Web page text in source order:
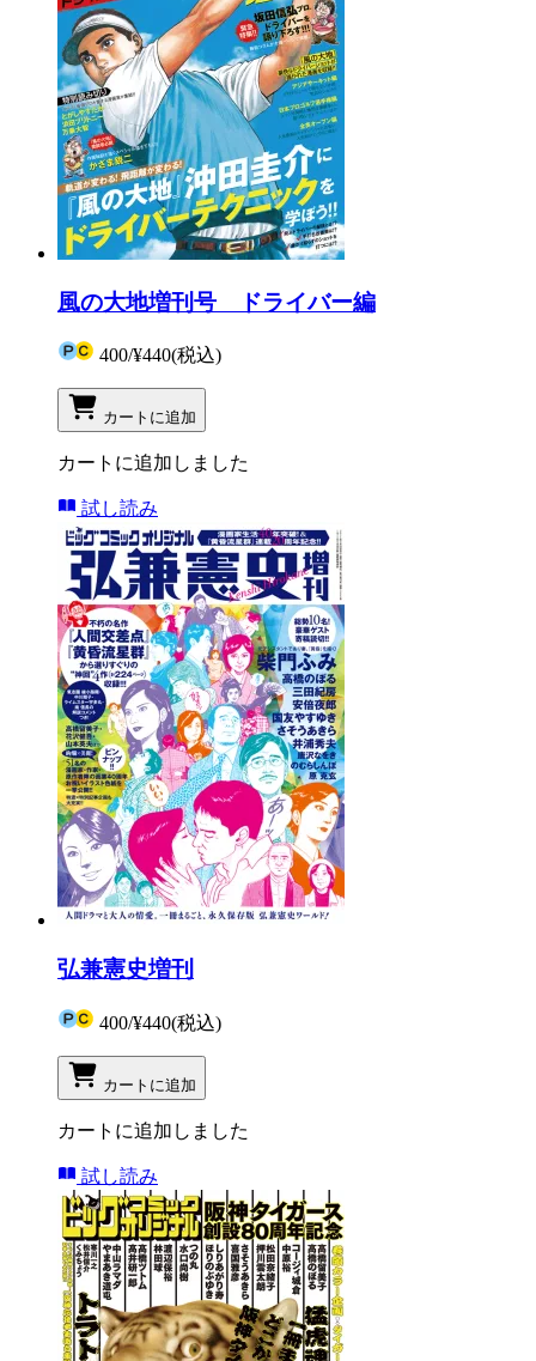
風の大地増刊号 ドライバー編
400/¥440(税込)
カートに追加
カートに追加しました
試し読み
弘兼憲史増刊
400/¥440(税込)
カートに追加
カートに追加しました
試し読み